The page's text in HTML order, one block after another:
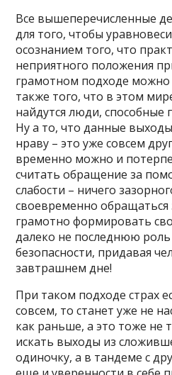
Все вышеперечисленные
для того, чтобы
осознанием того, что
неприятного положения
грамотном подходе
также того, что в этом
найдутся люди,
Ну а то, что данные
нраву – это уже совсем
временно можно и
считать обращение за
слабости – ничего
своевременно
грамотно формировать
далеко не последнюю
безопасности, придавая
завтрашнем дне!
При таком подходе страх
совсем, то станет уже не
как раньше, а это тоже не
искать выходы из
одиночку, а в тандеме с